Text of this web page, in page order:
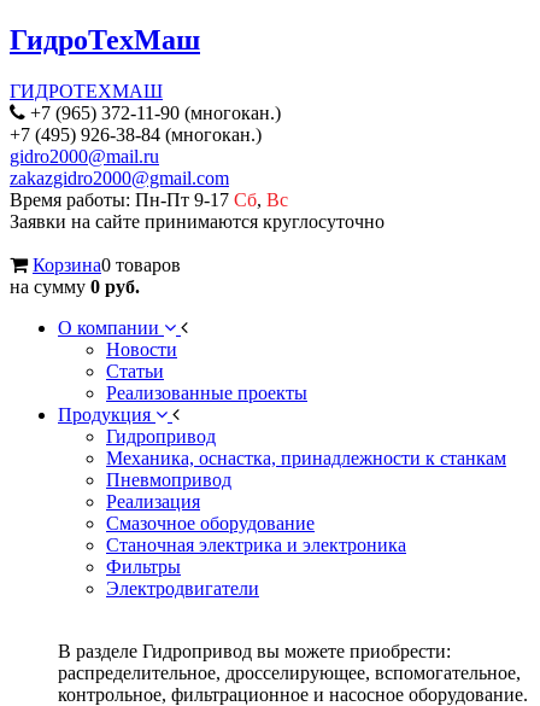
ГидроТехМаш
ГИДРОТЕХМАШ
+7 (965) 372-11-90 (многокан.)
+7 (495) 926-38-84 (многокан.)
gidro2000@mail.ru
zakazgidro2000@gmail.com
Время работы: Пн-Пт 9-17 Сб, Вс
Заявки на сайте принимаются круглосуточно
Корзина0 товаров
на сумму 0 руб.
О компании
Новости
Статьи
Реализованные проекты
Продукция
Гидропривод
Механика, оснастка, принадлежности к станкам
Пневмопривод
Реализация
Смазочное оборудование
Станочная электрика и электроника
Фильтры
Электродвигатели
В разделе Гидропривод вы можете приобрести:
распределительное, дросселирующее, вспомогательное,
контрольное, фильтрационное и насосное оборудование.